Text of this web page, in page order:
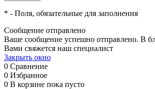
* - Поля, обязательные для заполнения
Сообщение отправлено
Ваше сообщение успешно отправлено. В
Вами свяжется наш специалист
Закрыть окно
0 Сравнение
0 Избранное
0 В корзине пока пусто